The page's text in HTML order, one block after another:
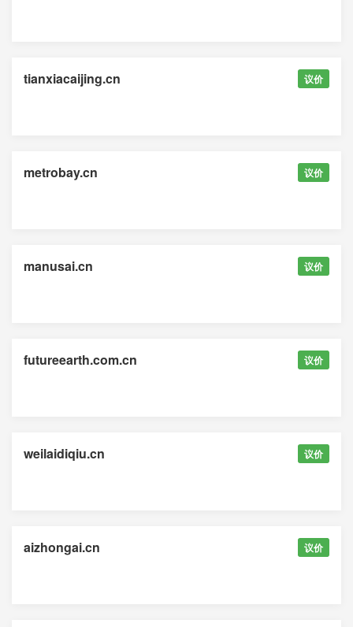
tianxiacaijing.cn 议价
metrobay.cn 议价
manusai.cn 议价
futureearth.com.cn 议价
weilaidiqiu.cn 议价
aizhongai.cn 议价